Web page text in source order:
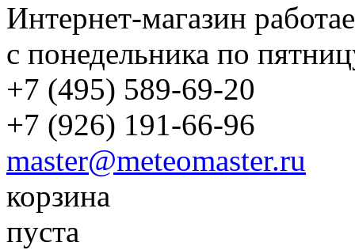
Интернет-магазин
с понедельника по
+7 (495) 589-69-20
+7 (926) 191-66-96
master@meteomaster.ru
корзина
пуста